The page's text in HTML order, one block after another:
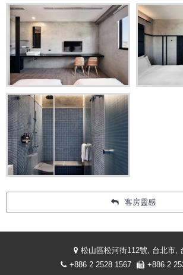
客房靈感
松山區松河街112號, 台北市,
+886 2 2528 1567
+886 2